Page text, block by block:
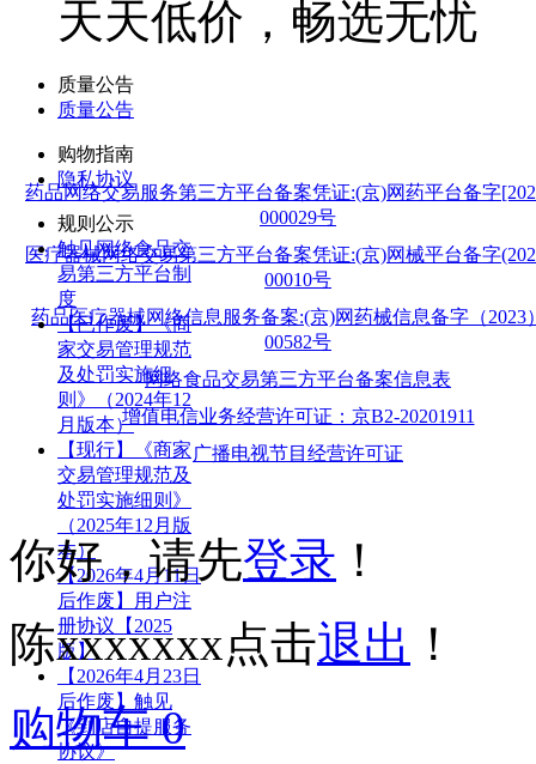
天天低价，畅选无忧
质量公告
质量公告
购物指南
隐私协议
规则公示
触见网络食品交
易第三方平台制
度
【已作废】《商
家交易管理规范
及处罚实施细
则》（2024年12
月版本）
【现行】《商家
交易管理规范及
处罚实施细则》
（2025年12月版
本）
【2026年4月11日
后作废】用户注
册协议【2025
版】
【2026年4月23日
后作废】触见
《到店自提服务
协议》
药品网络交易服务第三方平台备案凭证:(京)网药平台备字
000029号
医疗器械网络交易第三方平台备案凭证:(京)网械平台备字
00010号
药品医疗器械网络信息服务备案:(京)网药械信息备字（2023
00582号
网络食品交易第三方平台备案信息表
增值电信业务经营许可证：京B2-20201911
广播电视节目经营许可证
你好，请先登录 ！
陈xxxxxxx点击退出 ！
购物车 0